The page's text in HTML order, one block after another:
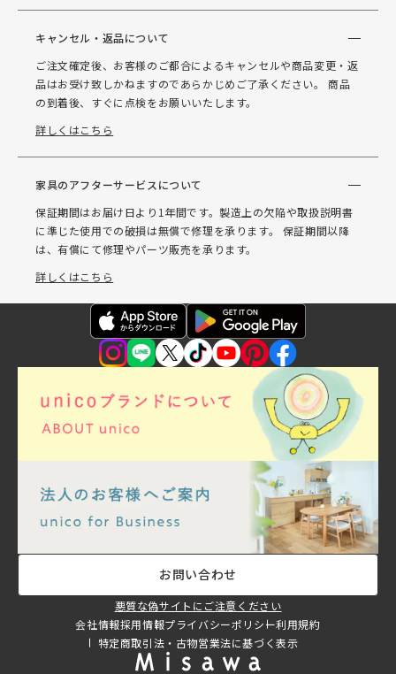
キャンセル・返品について
ご注文確定後、お客様のご都合によるキャンセルや商品変更・返
品はお受け致しかねますのであらかじめご了承ください。 商品
の到着後、すぐに点検をお願いいたします。
詳しくはこちら
家具のアフターサービスについて
保証期間はお届け日より1年間です。製造上の欠陥や取扱説明書
に準じた使用での破損は無償で修理を承ります。 保証期間以降
は、有償にて修理やパーツ販売を承ります。
詳しくはこちら
お問い合わせ
悪質な偽サイトにご注意ください
会社情報採用情報プライバシーポリシー利用規約
特定商取引法・古物営業法に基づく表示